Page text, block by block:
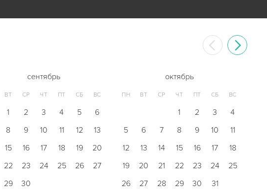
сентябрь
ВТ СР ЧТ ПТ СБ ВС
1 2 3 4 5
6
8 9 10 11 12
13
15 16 17 18 19
20
22 23 24 25 26
27
29 30
октябрь
ПН ВТ СР ЧТ ПТ СБ ВС
1 2 3
4
5
6 7 8 9 10
11
12
13 14 15 16 17
18
19
20 21 22 23 24
25
26
27 28 29 30 31